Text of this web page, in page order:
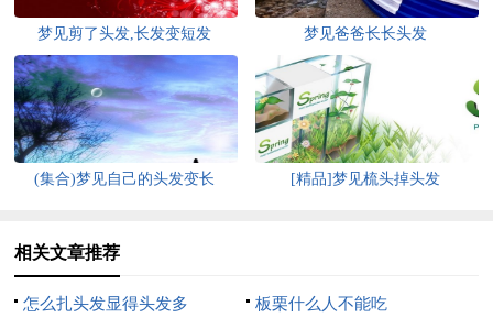
梦见剪了头发,长发变短发 梦见爸爸长长头发
(集合)梦见自己的头发变长 [精品]梦见梳头掉头发
相关文章推荐
怎么扎头发显得头发多
板栗什么人不能吃